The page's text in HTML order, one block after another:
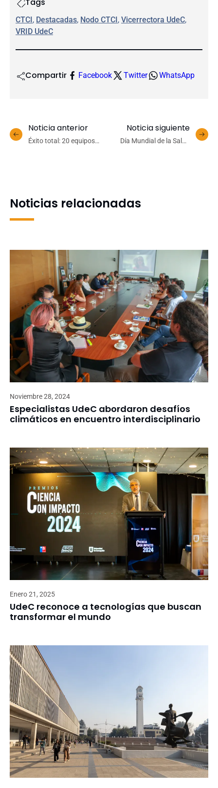
Tags
CTCI , Destacadas, Nodo CTCI , Vicerrectora UdeC
VRID UdeC
Compartir Facebook Twitter WhatsApp
Noticia anterior
Éxito total: 20 equipos
Noticia siguiente
Día Mundial de la Salud
Noticias relacionadas
Noviembre 28, 2024
Especialistas UdeC abordaron desafíos
climáticos en encuentro interdisciplinario
Enero 21, 2025
UdeC reconoce a tecnologías que buscan
transformar el mundo